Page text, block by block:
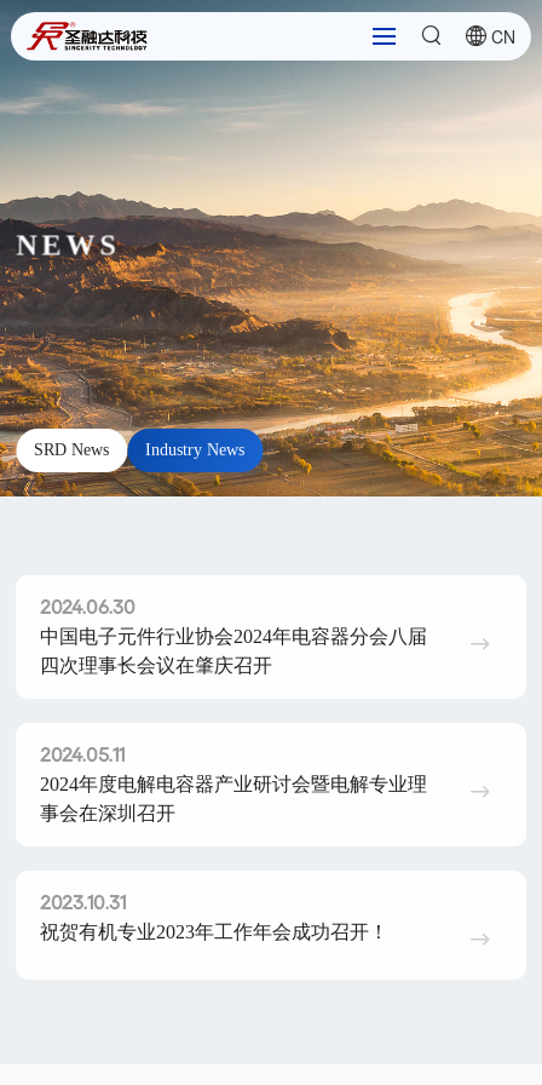
CN
NEWS
SRD News Industry News
2024.06.30
中国电子元件行业协会2024年电容器分会八届
四次理事长会议在肇庆召开
2024.05.11
2024年度电解电容器产业研讨会暨电解专业理
事会在深圳召开
2023.10.31
祝贺有机专业2023年工作年会成功召开！